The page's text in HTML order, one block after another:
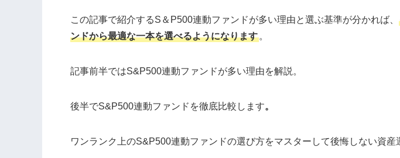
この記事で紹介するS＆P500連動ファンドが多い理由と選ぶ基準が分かれば、
ンドから最適な一本を選べるようになります 。
記事前半ではS&P500連動ファンドが多い理由を解説。
後半でS&P500連動ファンドを徹底比較します。
ワンランク上のS&P500連動ファンドの選び方をマスターして後悔しない資産